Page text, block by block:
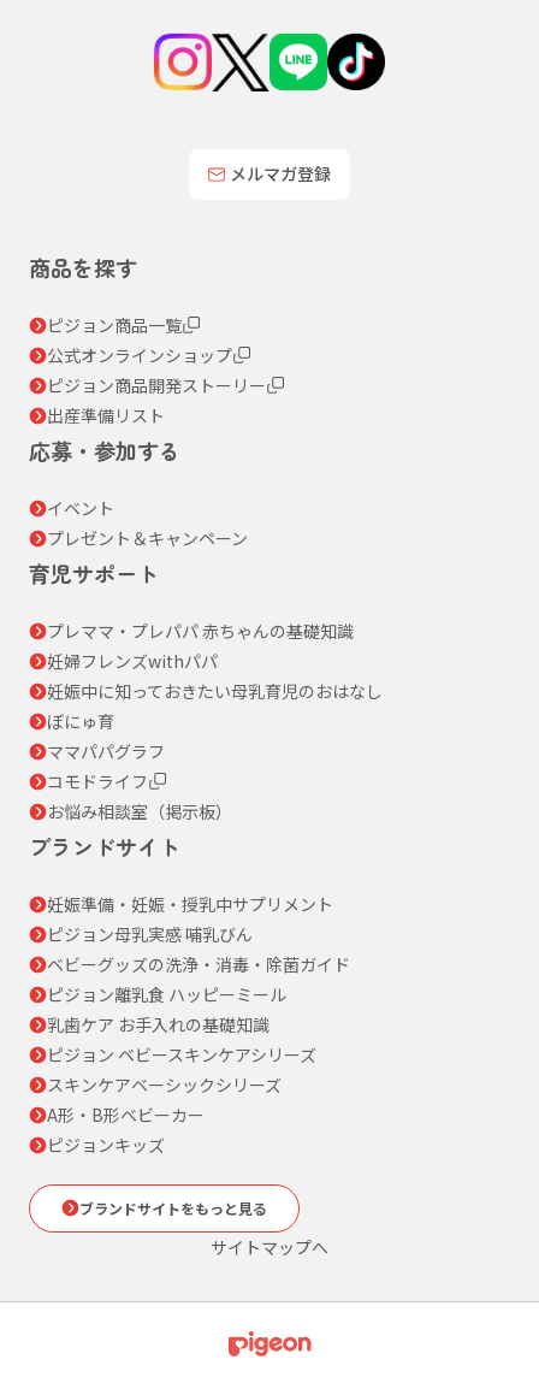
メルマガ登録
商品を探す
ピジョン商品一覧
公式オンラインショップ
ピジョン商品開発ストーリー
出産準備リスト
応募・参加する
イベント
プレゼント＆キャンペーン
育児サポート
プレママ・プレパパ 赤ちゃんの基礎知識
妊婦フレンズwithパパ
妊娠中に知っておきたい母乳育児のおはなし
ぼにゅ育
ママパパグラフ
コモドライフ
お悩み相談室（掲示板）
ブランドサイト
妊娠準備・妊娠・授乳中サプリメント
ピジョン母乳実感 哺乳びん
ベビーグッズの洗浄・消毒・除菌ガイド
ピジョン離乳食 ハッピーミール
乳歯ケア お手入れの基礎知識
ピジョン ベビースキンケアシリーズ
スキンケアベーシックシリーズ
A形・B形ベビーカー
ピジョンキッズ
ブランドサイトをもっと見る
サイトマップへ